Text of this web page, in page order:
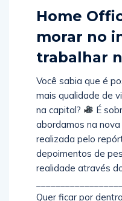
Home
morar no
trabalhar
Você sabia que é
mais qualidade de
na capital?
É
abordamos na
realizada pelo
depoimentos de
realidade através
Quer ficar por